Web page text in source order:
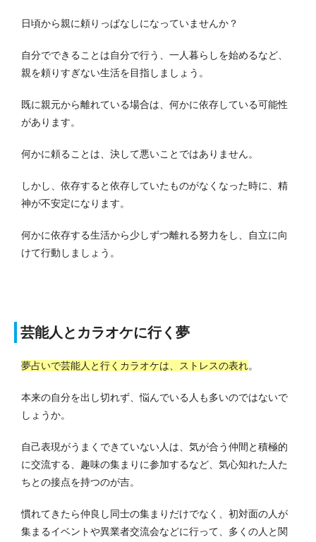
日頃から親に頼りっぱなしになっていませんか？
自分でできることは自分で行う、一人暮らしを始めるなど、
親を頼りすぎない生活を目指しましょう。
既に親元から離れている場合は、何かに依存している可能性
があります。
何かに頼ることは、決して悪いことではありません。
しかし、依存すると依存していたものがなくなった時に、精
神が不安定になります。
何かに依存する生活から少しずつ離れる努力をし、自立に向
けて行動しましょう。
芸能人とカラオケに行く夢
夢占いで芸能人と行くカラオケは、ストレスの表れ。
本来の自分を出し切れず、悩んでいる人も多いのではないで
しょうか。
自己表現がうまくできていない人は、気が合う仲間と積極的
に交流する、趣味の集まりに参加するなど、気心知れた人た
ちとの接点を持つのが吉。
慣れてきたら仲良し同士の集まりだけでなく、初対面の人が
集まるイベントや異業者交流会などに行って、多くの人と関